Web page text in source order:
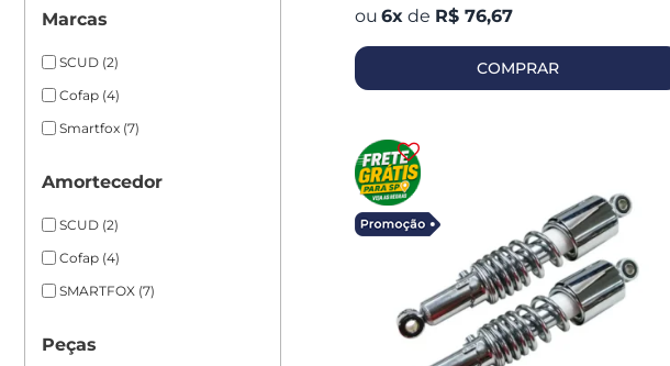
Marcas
SCUD (2)
Cofap (4)
Smartfox (7)
Amortecedor
SCUD (2)
Cofap (4)
SMARTFOX (7)
Peças
6x de R$ 76,67
COMPRAR